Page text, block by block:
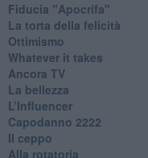
Fiducia "Apocrifa"
La torta della felicità
Ottimismo
Whatever it takes
Ancora TV
La bellezza
L’Influencer
​Capodanno 2222
Il ceppo
Alla rotatoria